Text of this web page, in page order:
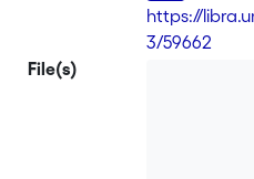
https://
3/59662
File(s)